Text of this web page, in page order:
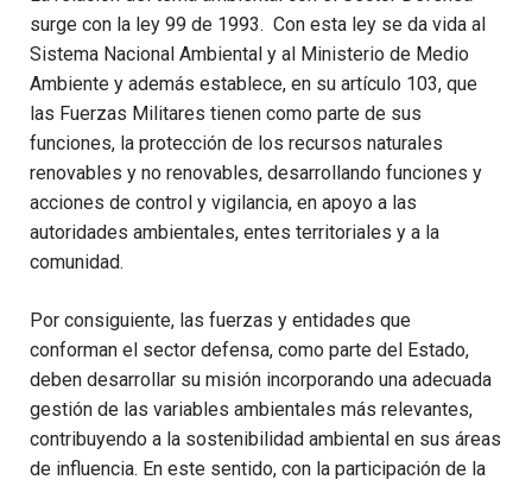
surge con la ley 99 de 1993. Con esta ley se da vida al
Sistema Nacional Ambiental y al Ministerio de Medio
Ambiente y además establece, en su artículo 103, que
las Fuerzas Militares tienen como parte de sus
funciones, la protección de los recursos naturales
renovables y no renovables, desarrollando funciones y
acciones de control y vigilancia, en apoyo a las
autoridades ambientales, entes territoriales y a la
comunidad.
Por consiguiente, las fuerzas y entidades que
conforman el sector defensa, como parte del Estado,
deben desarrollar su misión incorporando una adecuada
gestión de las variables ambientales más relevantes,
contribuyendo a la sostenibilidad ambiental en sus áreas
de influencia. En este sentido, con la participación de la